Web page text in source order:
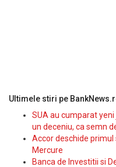
Ultimele stiri pe
SUA au cumparat
un deceniu, ca semn
Accor deschide primul
Mercure
Banca de Investitii si